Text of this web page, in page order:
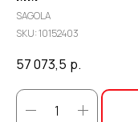
SAGOLA
SKU:10152403
57 073,5 р.